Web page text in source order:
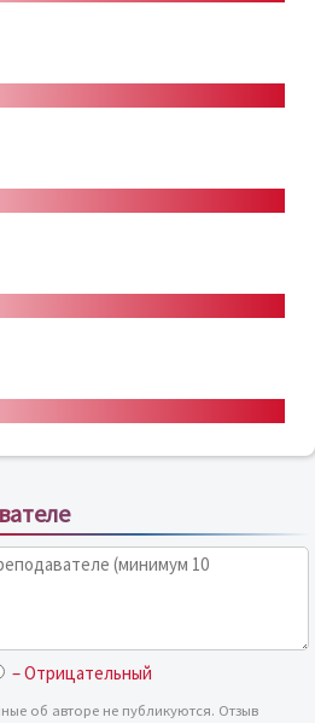
– Отрицательный
об авторе не публикуются. Отзыв